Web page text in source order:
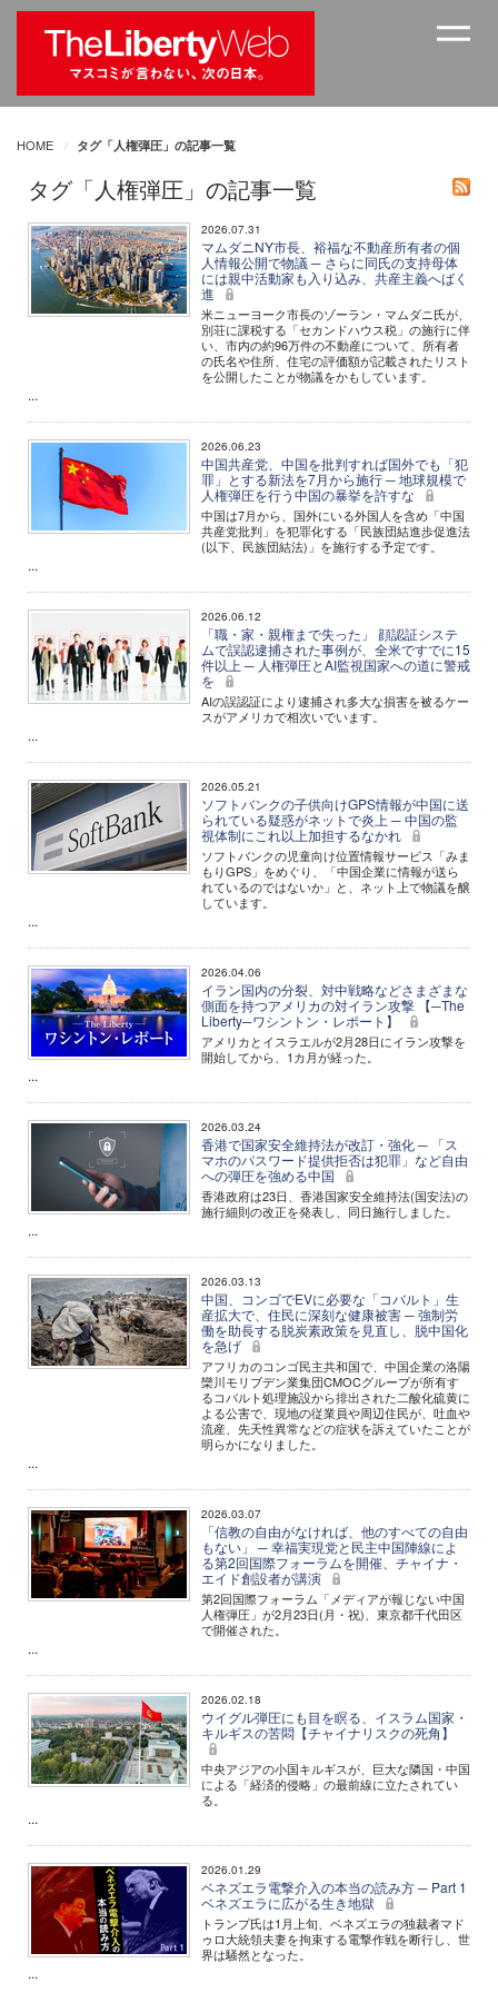
HOME タグ「人権弾圧」の記事一覧
タグ「人権弾圧」の記事一覧
2026.07.31
マムダニNY市長、裕福な不動産所有者の個
人情報公開で物議 ─ さらに同氏の支持母体
には親中活動家も入り込み、共産主義へばく
進
米ニューヨーク市長のゾーラン・マムダニ氏が、
別荘に課税する「セカンドハウス税」の施行に伴
い、市内の約96万件の不動産について、所有者
の氏名や住所、住宅の評価額が記載されたリスト
を公開したことが物議をかもしています。
...
2026.06.23
中国共産党、中国を批判すれば国外でも「犯
罪」とする新法を7月から施行 ─ 地球規模で
人権弾圧を行う中国の暴挙を許すな
中国は7月から、国外にいる外国人を含め「中国
共産党批判」を犯罪化する「民族団結進歩促進法
(以下、民族団結法)」を施行する予定です。
...
2026.06.12
「職・家・親権まで失った」 顔認証システ
ムで誤認逮捕された事例が、全米ですでに15
件以上 ─ 人権弾圧とAI監視国家への道に警戒
を
AIの誤認証により逮捕され多大な損害を被るケー
スがアメリカで相次いでいます。
...
2026.05.21
ソフトバンクの子供向けGPS情報が中国に送
られている疑惑がネットで炎上 ─ 中国の監
視体制にこれ以上加担するなかれ
ソフトバンクの児童向け位置情報サービス「みま
もりGPS」をめぐり、「中国企業に情報が送ら
れているのではないか」と、ネット上で物議を醸
しています。
...
2026.04.06
イラン国内の分裂、対中戦略などさまざまな
側面を持つアメリカの対イラン攻撃 【─The
Liberty─ワシントン・レポート】
アメリカとイスラエルが2月28日にイラン攻撃を
開始してから、1カ月が経った。
...
2026.03.24
香港で国家安全維持法が改訂・強化 ─ 「ス
マホのパスワード提供拒否は犯罪」など自由
への弾圧を強める中国
香港政府は23日、香港国家安全維持法(国安法)の
施行細則の改正を発表し、同日施行しました。
...
2026.03.13
中国、コンゴでEVに必要な「コバルト」生
産拡大で、住民に深刻な健康被害 ─ 強制労
働を助長する脱炭素政策を見直し、脱中国化
を急げ
アフリカのコンゴ民主共和国で、中国企業の洛陽
欒川モリブデン業集団CMOCグループが所有す
るコバルト処理施設から排出された二酸化硫黄に
よる公害で、現地の従業員や周辺住民が、吐血や
流産、先天性異常などの症状を訴えていたことが
明らかになりました。
...
2026.03.07
「信教の自由がなければ、他のすべての自由
もない」 ─ 幸福実現党と民主中国陣線によ
る第2回国際フォーラムを開催、チャイナ・
エイド創設者が講演
第2回国際フォーラム「メディアが報じない中国
人権弾圧」が2月23日(月・祝)、東京都千代田区
で開催された。
...
2026.02.18
ウイグル弾圧にも目を瞑る、イスラム国家・
キルギスの苦悶【チャイナリスクの死角】
中央アジアの小国キルギスが、巨大な隣国・中国
による「経済的侵略」の最前線に立たされてい
る。
...
2026.01.29
ベネズエラ電撃介入の本当の読み方 ─ Part 1
ベネズエラに広がる生き地獄
トランプ氏は1月上旬、ベネズエラの独裁者マド
ゥロ大統領夫妻を拘束する電撃作戦を断行し、世
界は騒然となった。
...